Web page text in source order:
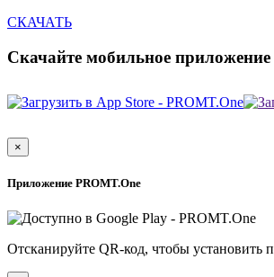
СКАЧАТЬ
Скачайте мобильное
×
Приложение PROMT.One
Отсканируйте QR-код, чтобы установить